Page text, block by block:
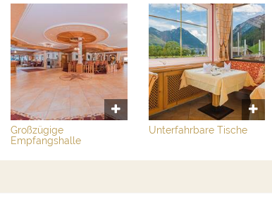
Großzügige
Empfangshalle
Unterfahrbare Tische